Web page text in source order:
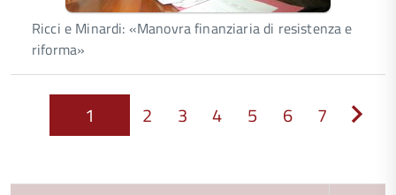
Ricci e Minardi: «Manovra finanziaria di resistenza e
riforma»
1 2 3 4 5 6 7